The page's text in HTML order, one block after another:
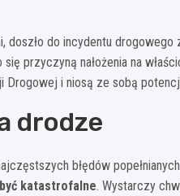
doszło do incydentu
przyczyną nałożenia na
i niosą ze sobą
drodze
błędów
katastrofalne. Wystarczy